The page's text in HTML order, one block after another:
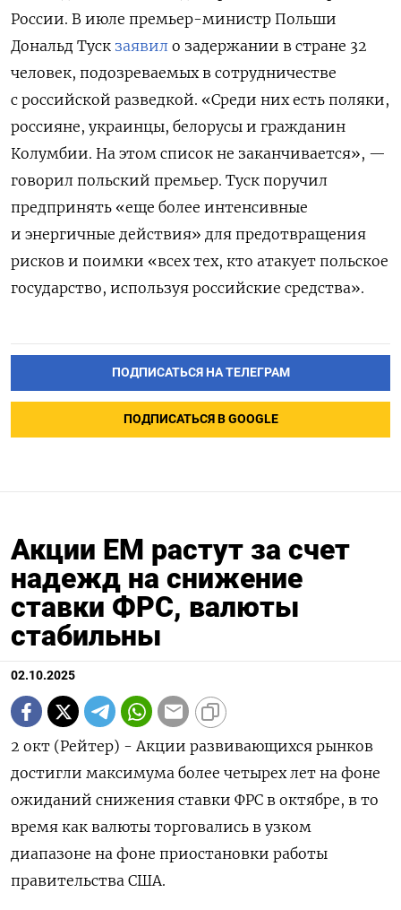
России. В июле премьер-министр Польши
Дональд Туск заявил о задержании в стране 32
человек, подозреваемых в сотрудничестве
с российской разведкой. «Среди них есть поляки,
россияне, украинцы, белорусы и гражданин
Колумбии. На этом список не заканчивается», —
говорил польский премьер. Туск поручил
предпринять «еще более интенсивные
и энергичные действия» для предотвращения
рисков и поимки «всех тех, кто атакует польское
государство, используя российские средства».
ПОДПИСАТЬСЯ НА ТЕЛЕГРАМ
ПОДПИСАТЬСЯ В GOOGLE
Акции ЕМ растут за счет
надежд на снижение
ставки ФРС, валюты
стабильны
02.10.2025
2 окт (Рейтер) - Акции развивающихся рынков
достигли максимума более четырех лет на фоне
ожиданий снижения ставки ФРС в октябре, в то
время как валюты торговались в узком
диапазоне на фоне приостановки работы
правительства США.